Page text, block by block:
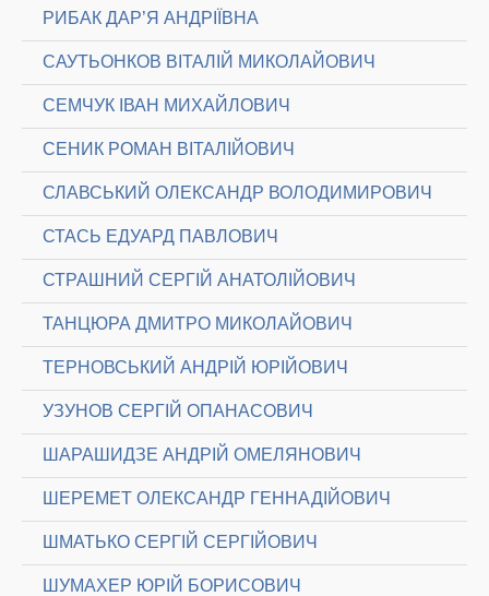
РИБАК ДАР’Я АНДРІЇВНА
САУТЬОНКОВ ВІТАЛІЙ МИКОЛАЙОВИЧ
СЕМЧУК ІВАН МИХАЙЛОВИЧ
СЕНИК РОМАН ВІТАЛІЙОВИЧ
СЛАВСЬКИЙ ОЛЕКСАНДР ВОЛОДИМИРОВИЧ
СТАСЬ ЕДУАРД ПАВЛОВИЧ
СТРАШНИЙ СЕРГІЙ АНАТОЛІЙОВИЧ
ТАНЦЮРА ДМИТРО МИКОЛАЙОВИЧ
ТЕРНОВСЬКИЙ АНДРІЙ ЮРІЙОВИЧ
УЗУНОВ СЕРГІЙ ОПАНАСОВИЧ
ШАРАШИДЗЕ АНДРІЙ ОМЕЛЯНОВИЧ
ШЕРЕМЕТ ОЛЕКСАНДР ГЕННАДІЙОВИЧ
ШМАТЬКО СЕРГІЙ СЕРГІЙОВИЧ
ШУМАХЕР ЮРІЙ БОРИСОВИЧ